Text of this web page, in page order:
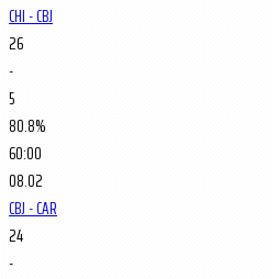
CHI - CBJ
26
-
5
80.8%
60:00
08.02
CBJ - CAR
24
-